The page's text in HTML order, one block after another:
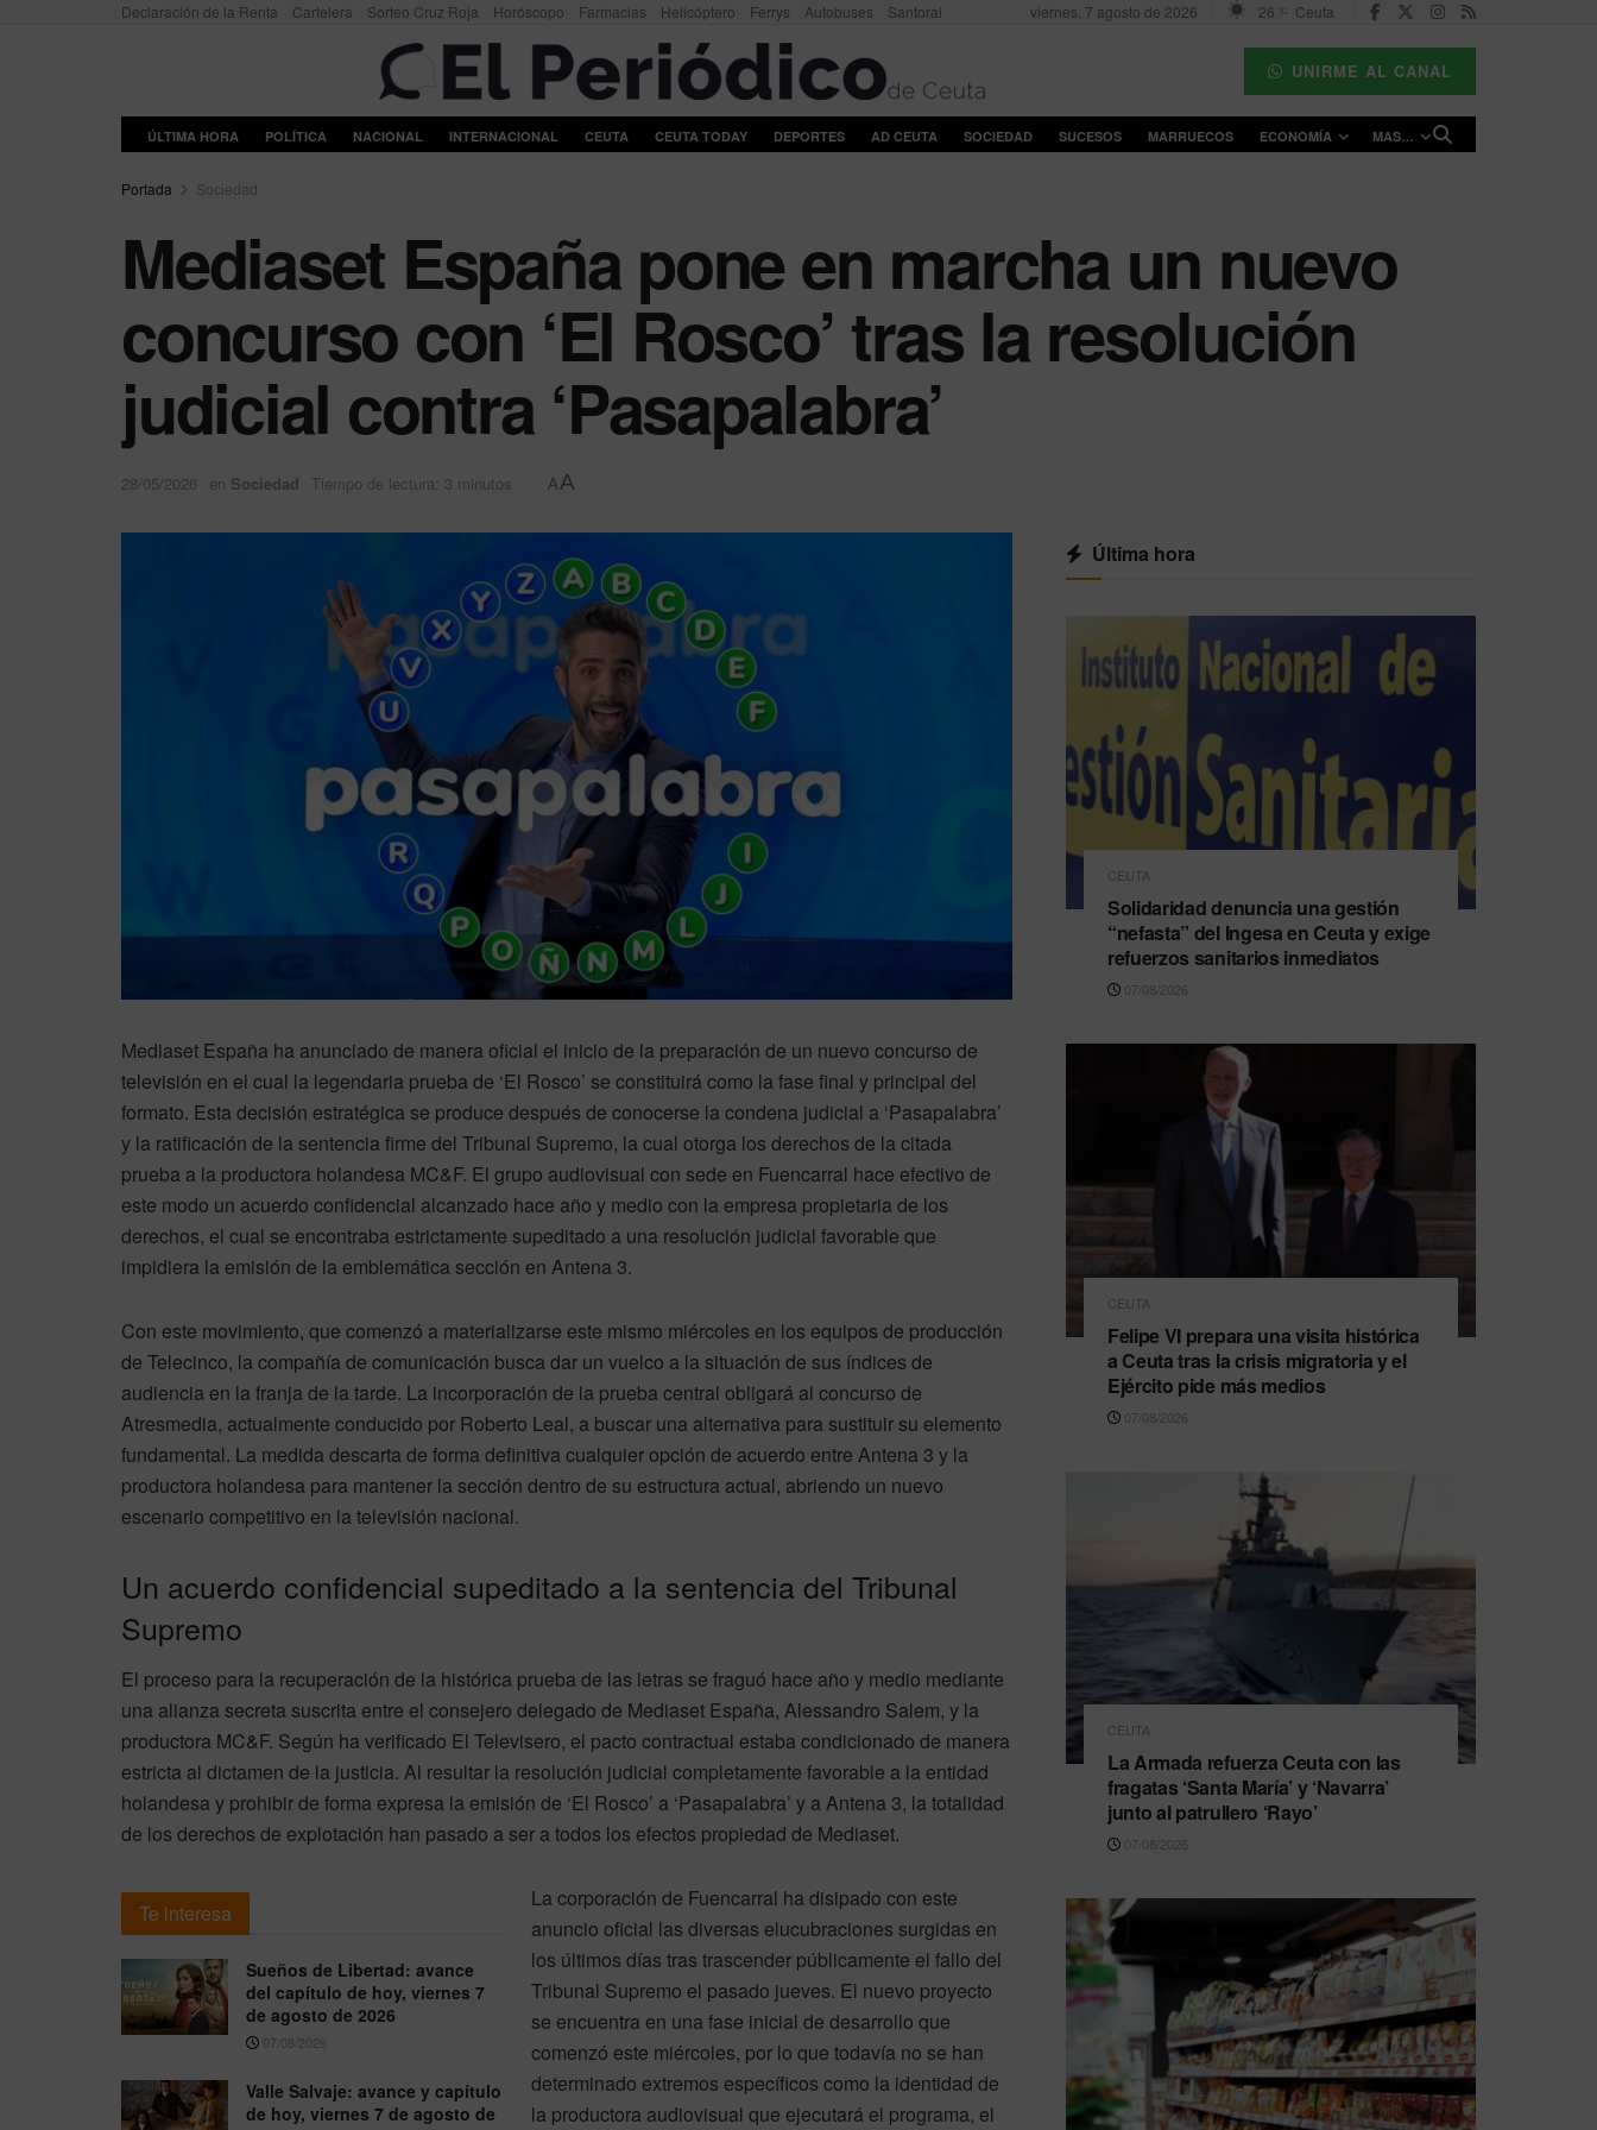
Declaración de la Renta Cartelera Sorteo Cruz Roja Horóscopo Farmacias Helicóptero Ferrys Autobuses Santoral viernes, 7 agosto de 2026 26 °C Ceuta
UNIRME AL CANAL
ÚLTIMA HORA POLÍTICA NACIONAL INTERNACIONAL CEUTA CEUTA TODAY DEPORTES AD CEUTA SOCIEDAD SUCESOS MARRUECOS ECONOMÍA MAS…
Portada Sociedad
Mediaset España pone en marcha un nuevo
concurso con ‘El Rosco’ tras la resolución
judicial contra ‘Pasapalabra’
28/05/2026 en Sociedad Tiempo de lectura: 3 minutos AA
Mediaset España ha anunciado de manera oficial el inicio de la preparación de un nuevo concurso de
televisión en el cual la legendaria prueba de ‘El Rosco’ se constituirá como la fase final y principal del
formato. Esta decisión estratégica se produce después de conocerse la condena judicial a ‘Pasapalabra’
y la ratificación de la sentencia firme del Tribunal Supremo, la cual otorga los derechos de la citada
prueba a la productora holandesa MC&F. El grupo audiovisual con sede en Fuencarral hace efectivo de
este modo un acuerdo confidencial alcanzado hace año y medio con la empresa propietaria de los
derechos, el cual se encontraba estrictamente supeditado a una resolución judicial favorable que
impidiera la emisión de la emblemática sección en Antena 3.
Con este movimiento, que comenzó a materializarse este mismo miércoles en los equipos de producción
de Telecinco, la compañía de comunicación busca dar un vuelco a la situación de sus índices de
audiencia en la franja de la tarde. La incorporación de la prueba central obligará al concurso de
Atresmedia, actualmente conducido por Roberto Leal, a buscar una alternativa para sustituir su elemento
fundamental. La medida descarta de forma definitiva cualquier opción de acuerdo entre Antena 3 y la
productora holandesa para mantener la sección dentro de su estructura actual, abriendo un nuevo
escenario competitivo en la televisión nacional.
Un acuerdo confidencial supeditado a la sentencia del Tribunal
Supremo
El proceso para la recuperación de la histórica prueba de las letras se fraguó hace año y medio mediante
una alianza secreta suscrita entre el consejero delegado de Mediaset España, Alessandro Salem, y la
productora MC&F. Según ha verificado El Televisero, el pacto contractual estaba condicionado de manera
estricta al dictamen de la justicia. Al resultar la resolución judicial completamente favorable a la entidad
holandesa y prohibir de forma expresa la emisión de ‘El Rosco’ a ‘Pasapalabra’ y a Antena 3, la totalidad
de los derechos de explotación han pasado a ser a todos los efectos propiedad de Mediaset.
Te interesa
Sueños de Libertad: avance
del capítulo de hoy, viernes 7
de agosto de 2026
07/08/2026
Valle Salvaje: avance y capítulo
de hoy, viernes 7 de agosto de
La corporación de Fuencarral ha disipado con este
anuncio oficial las diversas elucubraciones surgidas en
los últimos días tras trascender públicamente el fallo del
Tribunal Supremo el pasado jueves. El nuevo proyecto
se encuentra en una fase inicial de desarrollo que
comenzó este miércoles, por lo que todavía no se han
determinado extremos específicos como la identidad de
la productora audiovisual que ejecutará el programa, el
Última hora
CEUTA
Solidaridad denuncia una gestión
“nefasta” del Ingesa en Ceuta y exige
refuerzos sanitarios inmediatos
07/08/2026
CEUTA
Felipe VI prepara una visita histórica
a Ceuta tras la crisis migratoria y el
Ejército pide más medios
07/08/2026
CEUTA
La Armada refuerza Ceuta con las
fragatas ‘Santa María’ y ‘Navarra’
junto al patrullero ‘Rayo’
07/08/2026